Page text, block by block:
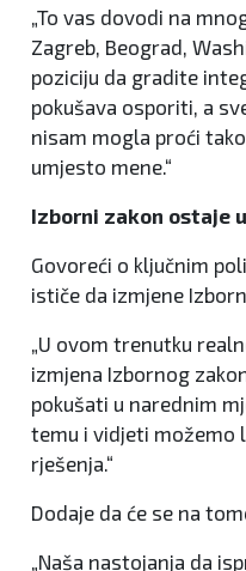
„To vas dovodi na
Zagreb, Beograd,
poziciju da gradite
pokušava osporiti, a
nisam mogla proći
umjesto mene.“
Izborni zakon ostaje
Govoreći o ključnim
ističe da izmjene
„U ovom trenutku
izmjena Izbornog
pokušati u narednim
temu i vidjeti možemo
rješenja.“
Dodaje da će se na
„Naša nastojanja da